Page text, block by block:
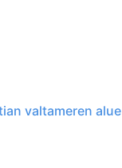
valtameren alue